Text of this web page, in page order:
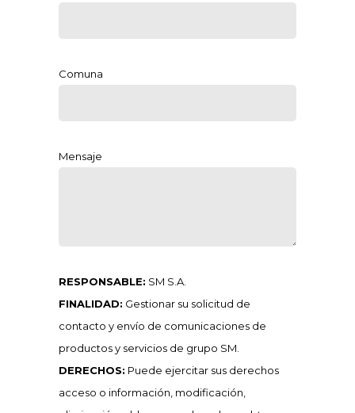
Comuna
Mensaje
RESPONSABLE: SM S.A.
FINALIDAD: Gestionar su solicitud de
contacto y envío de comunicaciones de
productos y servicios de grupo SM.
DERECHOS: Puede ejercitar sus derechos
acceso o información, modificación,